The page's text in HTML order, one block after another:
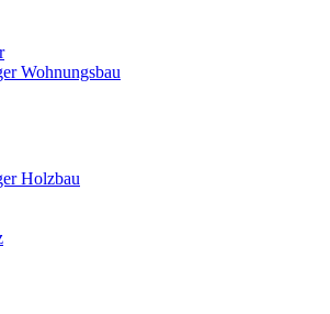
Wohnungsbau
Holzbau